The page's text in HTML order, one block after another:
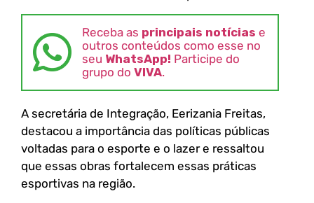
Receba as principais notícias e
outros conteúdos como esse no
seu WhatsApp! Participe do
grupo do VIVA.
A secretária de Integração, Eerizania Freitas,
destacou a importância das políticas públicas
voltadas para o esporte e o lazer e ressaltou
que essas obras fortalecem essas práticas
esportivas na região.